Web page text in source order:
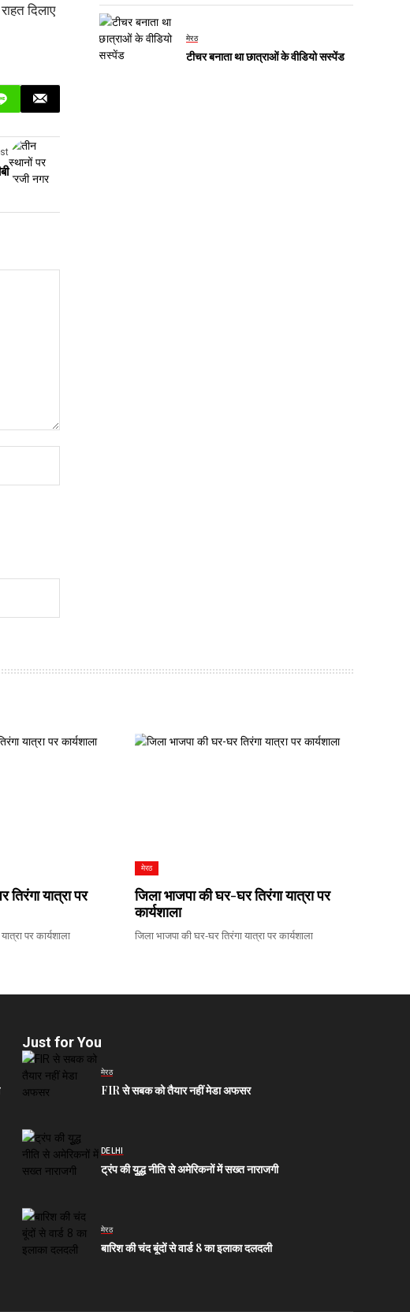
दिलाए
मेरठ
टीचर बनाता था छात्राओं के वीडियो सस्पेंड
यात्रा पर
पर कार्यशाला
मेरठ
जिला भाजपा की घर-घर तिरंगा यात्रा पर
कार्यशाला
जिला भाजपा की घर-घर तिरंगा यात्रा पर कार्यशाला
Just for You
मेरठ
FIR से सबक को तैयार नहीं मेडा अफसर
DELHI
ट्रंप की युूद्ध नीति से अमेरिकनों में सख्त नाराजगी
मेरठ
बारिश की चंद बूंदों से वार्ड 8 का इलाका दलदली